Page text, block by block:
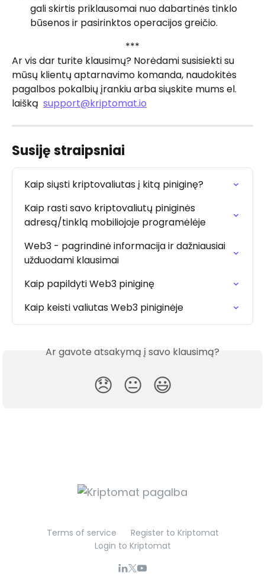
gali skirtis priklausomai nuo dabartinės tinklo
būsenos ir pasirinktos operacijos greičio.
***
Ar vis dar turite klausimų? Norėdami susisiekti su
mūsų klientų aptarnavimo komanda, naudokitės
pagalbos pokalbių įrankiu arba siųskite mums el.
laišką support@kriptomat.io
Susiję straipsniai
Kaip siųsti kriptovaliutas į kitą piniginę?
Kaip rasti savo kriptovaliutų piniginės
adresą/tinklą mobiliojoje programėlėje
Web3 - pagrindinė informacija ir dažniausiai
užduodami klausimai
Kaip papildyti Web3 piniginę
Kaip keisti valiutas Web3 piniginėje
Ar gavote atsakymą į savo klausimą?
😞 😐 😃
Terms of service
Register to Kriptomat
Login to Kriptomat